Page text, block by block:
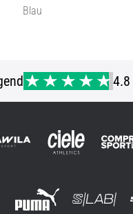
Blau
4.8